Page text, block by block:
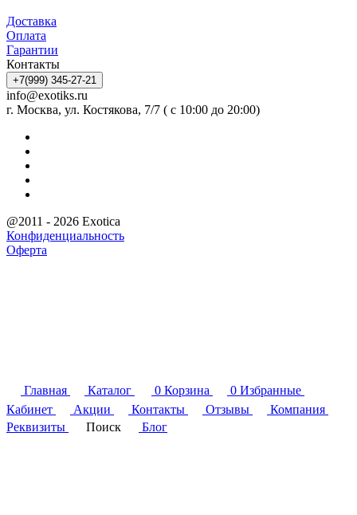
Доставка
Оплата
Гарантии
Контакты
+7(999) 345-27-21
info@exotiks.ru
г. Москва, ул. Костякова, 7/7 ( с 10:00 до 20:00)
@2011 - 2026 Exotica
Конфиденциальность
Оферта
Главная Каталог 0 Корзина 0 Избранные
Кабинет
Акции Контакты Отзывы
Компания
Реквизиты
Поиск Блог